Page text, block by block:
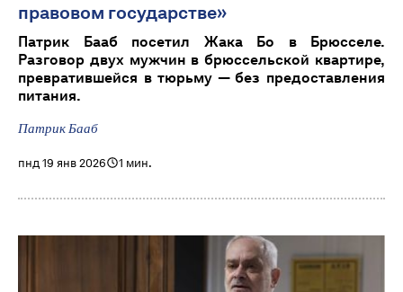
правовом государстве»
Патрик Бааб посетил Жака Бо в Брюсселе.
Разговор двух мужчин в брюссельской квартире,
превратившейся в тюрьму — без предоставления
питания.
Патрик Бааб
пнд 19 янв 2026 1 мин.